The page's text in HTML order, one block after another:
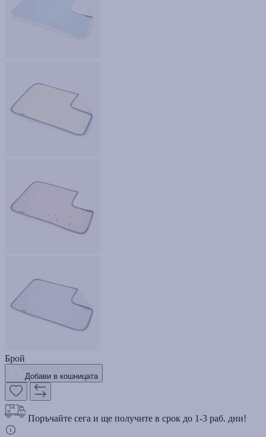
Брой
Добави в кошницата
Поръчайте сега и ще получите в срок до 1-3 раб. дни!